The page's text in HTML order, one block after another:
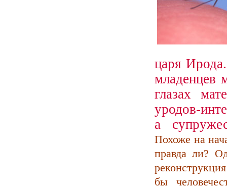
царя
младенцев
глазах
уродов-
а
Похоже на
правда ли?
бы